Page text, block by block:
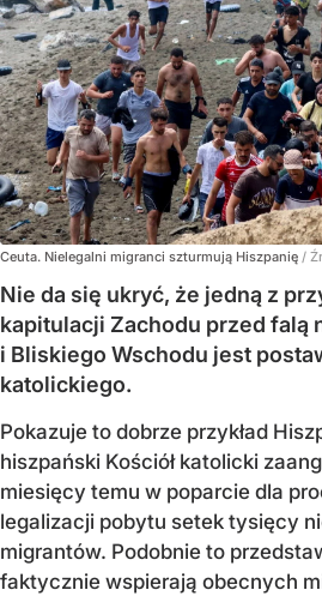
Ceuta. Nielegalni migranci szturmują Hiszpanię /
Nie da się ukryć, że jedną z
kapitulacji Zachodu przed falą
i Bliskiego Wschodu jest
katolickiego.
Pokazuje to dobrze przykład
hiszpański Kościół katolicki
miesięcy temu w poparcie dla
legalizacji pobytu setek tysięcy
migrantów. Podobnie to
faktycznie wspierają obecnych